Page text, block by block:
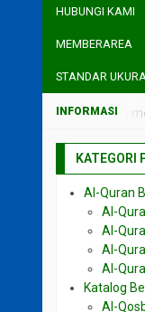
HUBUNGI KAMI
MEMBERAREA
STANDAR
admin kami
KATEGORI
Al-Quran
Al-
Al-
Al-
Al-
Katalog
Al-